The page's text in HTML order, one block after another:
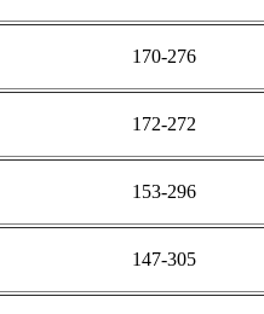
170-276
172-272
153-296
147-305